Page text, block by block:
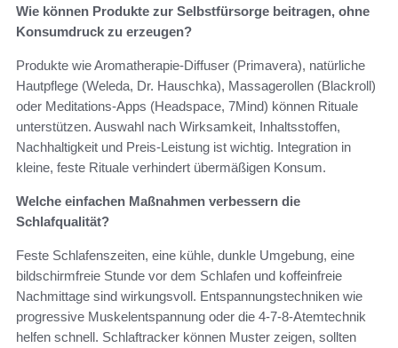
Wie können Produkte zur Selbstfürsorge beitragen, ohne
Konsumdruck zu erzeugen?
Produkte wie Aromatherapie-Diffuser (Primavera), natürliche
Hautpflege (Weleda, Dr. Hauschka), Massagerollen (Blackroll)
oder Meditations-Apps (Headspace, 7Mind) können Rituale
unterstützen. Auswahl nach Wirksamkeit, Inhaltsstoffen,
Nachhaltigkeit und Preis-Leistung ist wichtig. Integration in
kleine, feste Rituale verhindert übermäßigen Konsum.
Welche einfachen Maßnahmen verbessern die
Schlafqualität?
Feste Schlafenszeiten, eine kühle, dunkle Umgebung, eine
bildschirmfreie Stunde vor dem Schlafen und koffeinfreie
Nachmittage sind wirkungsvoll. Entspannungstechniken wie
progressive Muskelentspannung oder die 4-7-8-Atemtechnik
helfen schnell. Schlaftracker können Muster zeigen, sollten